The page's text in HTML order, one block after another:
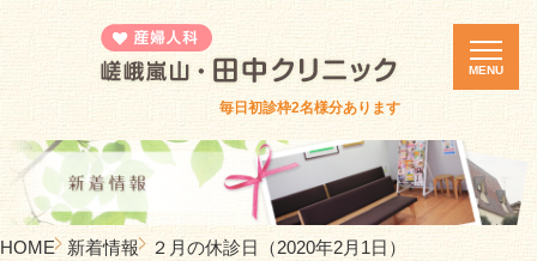
毎日初診枠2名様分あります
MENU
HOME 新着情報 ２月の休診日（2020年2月1日）
診療案内
カウンセリング
医院紹介